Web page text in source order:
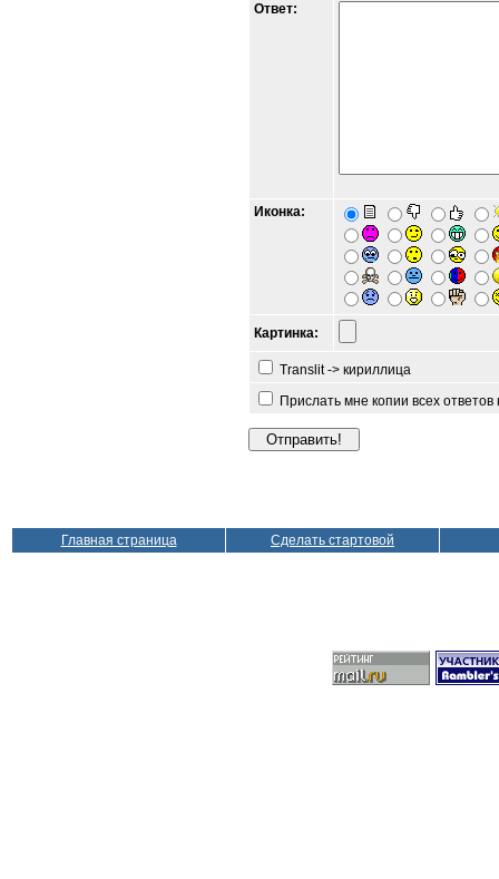
Ответ:
Иконка:
Картинка:
Translit -> кириллица
Прислать мне копии всех
Главная страница Сделать стартовой